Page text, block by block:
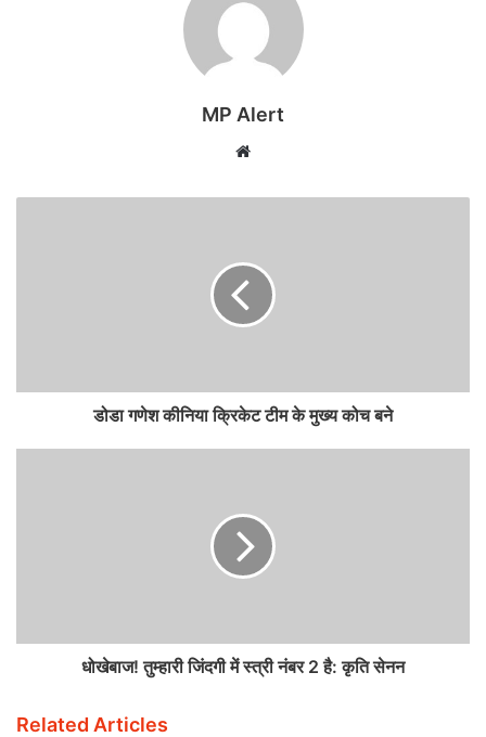
MP Alert
Website
डोडा गणेश कीनिया क्रिकेट टीम के मुख्य कोच बने
धोखेबाज! तुम्हारी जिंदगी में स्त्री नंबर 2 है: कृति सेनन
Related Articles